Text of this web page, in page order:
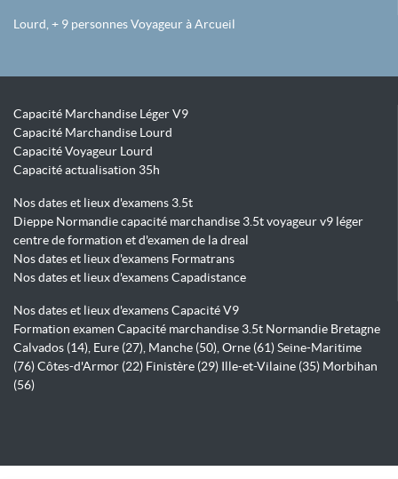
Lourd, + 9 personnes Voyageur à Arcueil
Capacité Marchandise Léger V9
Capacité Marchandise Lourd
Capacité Voyageur Lourd
Capacité actualisation 35h
Nos dates et lieux d'examens 3.5t
Dieppe Normandie capacité marchandise 3.5t voyageur v9 léger
centre de formation et d'examen de la dreal
Nos dates et lieux d'examens Formatrans
Nos dates et lieux d'examens Capadistance
Nos dates et lieux d'examens Capacité V9
Formation examen Capacité marchandise 3.5t Normandie Bretagne
Calvados (14), Eure (27), Manche (50), Orne (61) Seine-Maritime
(76) Côtes-d'Armor (22) Finistère (29) Ille-et-Vilaine (35) Morbihan
(56)